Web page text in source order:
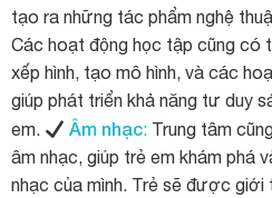
tạo ra những tác phẩm nghệ
Các hoạt động học tập cũng có
xếp hình, tạo mô hình, và các
giúp phát triển khả năng tư duy
em.
Âm nhạc: Trung tâm
âm nhạc, giúp trẻ em khám phá
nhạc của mình. Trẻ sẽ được giới